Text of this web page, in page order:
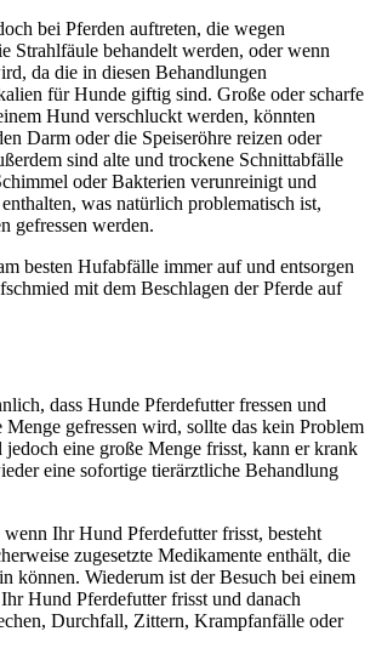
bei Pferden auftreten, die wegen
Strahlfäule behandelt werden, oder wenn
da die in diesen Behandlungen
für Hunde giftig sind. Große oder scharfe
Hund verschluckt werden, könnten
Darm oder die Speiseröhre reizen oder
sind alte und trockene Schnittabfälle
oder Bakterien verunreinigt und
was natürlich problematisch ist,
gefressen werden.
besten Hufabfälle immer auf und entsorgen
mit dem Beschlagen der Pferde auf
dass Hunde Pferdefutter fressen und
gefressen wird, sollte das kein Problem
eine große Menge frisst, kann er krank
eine sofortige tierärztliche Behandlung
Ihr Hund Pferdefutter frisst, besteht
zugesetzte Medikamente enthält, die
können. Wiederum ist der Besuch bei einem
Hund Pferdefutter frisst und danach
Durchfall, Zittern, Krampfanfälle oder